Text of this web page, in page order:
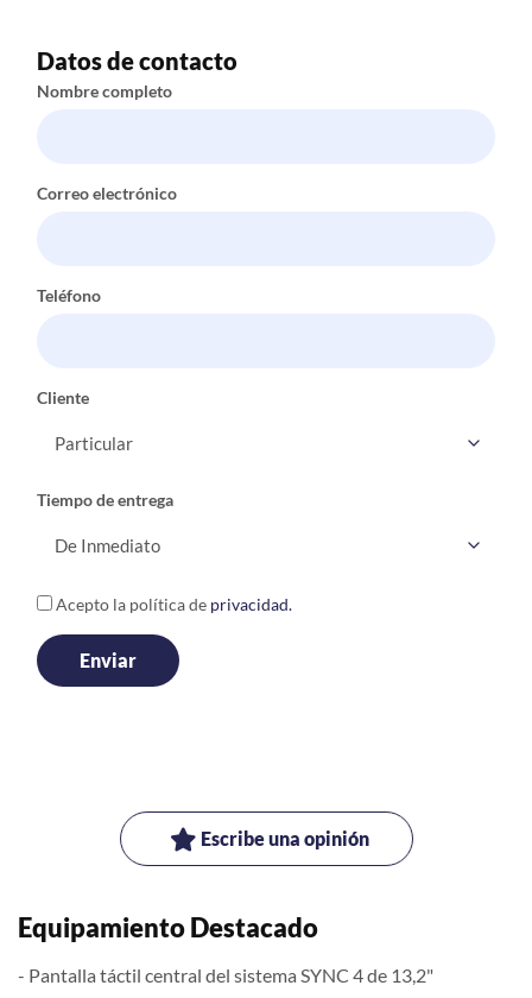
Datos de contacto
Nombre completo
Correo electrónico
Teléfono
Cliente
Tiempo de entrega
Acepto la política de privacidad.
Escribe una opinión
Equipamiento Destacado
- Pantalla táctil central del sistema SYNC 4 de 13,2"